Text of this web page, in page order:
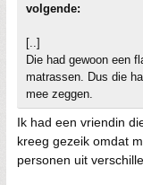
volgende:
[..]
Die had gewoon een
matrassen. Dus die
mee zeggen.
Ik had een vriendin
kreeg gezeik omdat
personen uit